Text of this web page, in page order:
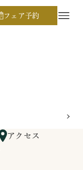
フェア予約
アクセス